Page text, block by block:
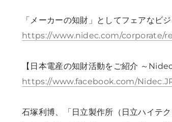
「メーカーの知財」としてフェアなビ
https://www.nidec.com/corporate/
【日本電産の知財活動をご紹介 ～
https://www.facebook.com/
石塚利博、「日立製作所（日立ハイテ